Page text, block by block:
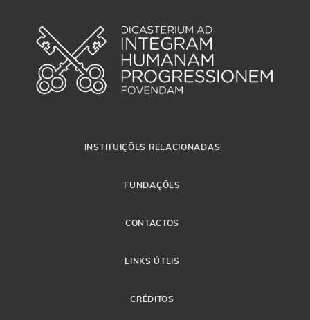
INSTITUIÇÕES RELACIONADAS
FUNDAÇÕES
CONTACTOS
LINKS ÚTEIS
CRÉDITOS